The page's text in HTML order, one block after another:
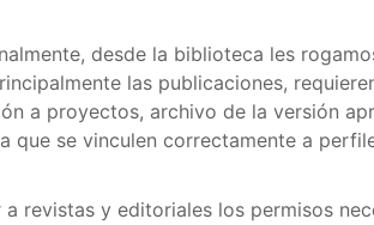
desde la biblioteca les
las publicaciones,
a proyectos, archivo de la versión
que se vinculen correctamente a
revistas y editoriales los permisos